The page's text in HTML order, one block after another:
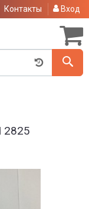
Контакты Вход
2825